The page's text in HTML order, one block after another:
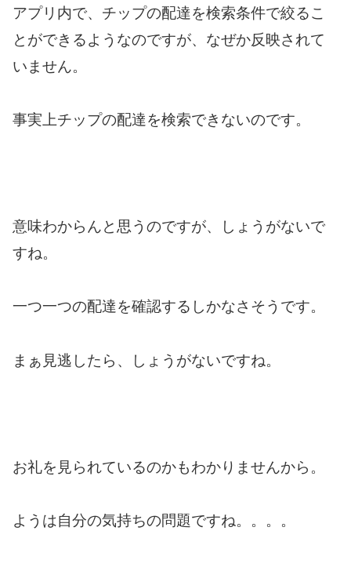
アプリ内で、チップの配達を検索条件で絞るこ
とができるようなのですが、なぜか反映されて
いません。
事実上チップの配達を検索できないのです。
意味わからんと思うのですが、しょうがないで
すね。
一つ一つの配達を確認するしかなさそうです。
まぁ見逃したら、しょうがないですね。
お礼を見られているのかもわかりませんから。
ようは自分の気持ちの問題ですね。。。。